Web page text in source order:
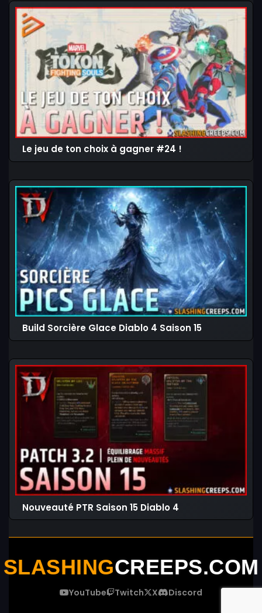
Le jeu de ton choix à gagner #24 !
Build Sorcière Glace Diablo 4 Saison 15
Nouveauté PTR Saison 15 Diablo 4
SLASHINGCREEPS.COM
YouTube Twitch X Discord